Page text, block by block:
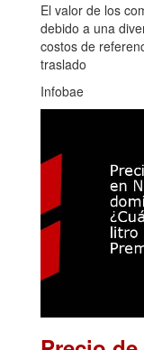
El valor de los
debido a una
costos de
traslado
Infobae